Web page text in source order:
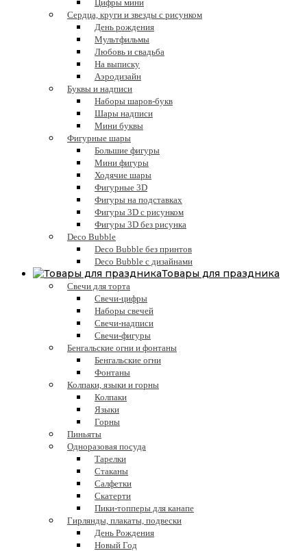
Цифры мини
Сердца, круги и звезды с рисунком
День рождения
Мультфильмы
Любовь и свадьба
На выписку
Аэродизайн
Буквы и надписи
Наборы шаров-букв
Шары надписи
Мини буквы
Фигурные шары
Большие фигуры
Мини фигуры
Ходячие шары
Фигурные 3D
Фигуры на подставках
Фигуры 3D с рисунком
Фигуры 3D без рисунка
Deco Bubble
Deco Bubble без принтов
Deco Bubble с дизайнами
Товары для праздника
Свечи для торта
Свечи-цифры
Наборы свечей
Свечи-надписи
Свечи-фигуры
Бенгальские огни и фонтаны
Бенгальские огни
Фонтаны
Колпаки, языки и горны
Колпаки
Языки
Горны
Пиньяты
Одноразовая посуда
Тарелки
Стаканы
Салфетки
Скатерти
Пики-топперы для канапе
Гирлянды, плакаты, подвески
День Рождения
Новый Год